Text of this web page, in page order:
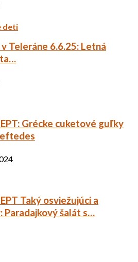
deti
Teleráne 6.6.25: Letná
Grécke cuketové guľky
Taký osviežujúci a
Paradajkový šalát s…